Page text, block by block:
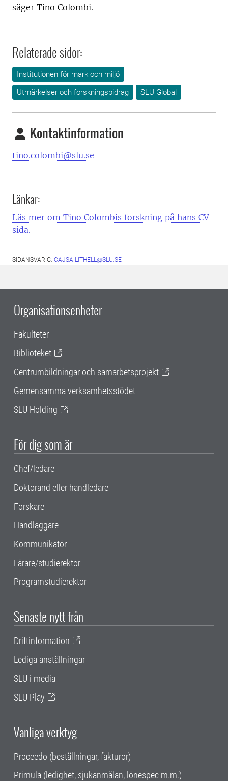
säger Tino Colombi.
Relaterade sidor:
Institutionen för mark och miljö
Utmärkelser och forskningsbidrag
SLU Global
Kontaktinformation
tino.colombi@slu.se
Länkar:
Läs mer om Tino Colombis forskning på hans CV-
sida.
SIDANSVARIG: CAJSA.LITHELL@SLU.SE
Organisationsenheter
Fakulteter
Biblioteket
Centrumbildningar och samarbetsprojekt
Gemensamma verksamhetsstödet
SLU Holding
För dig som är
Chef/ledare
Doktorand eller handledare
Forskare
Handläggare
Kommunikatör
Lärare/studierektor
Programstudierektor
Senaste nytt från
Driftinformation
Lediga anställningar
SLU i media
SLU Play
Vanliga verktyg
Proceedo (beställningar, fakturor)
Primula (ledighet, sjukanmälan, lönespec m.m.)